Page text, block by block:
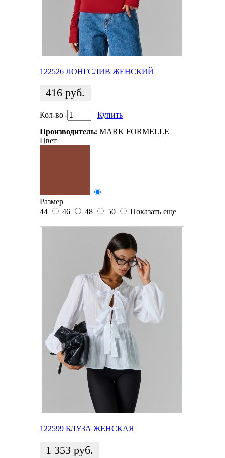
122526 ЛОНГСЛИВ ЖЕНСКИЙ
416 руб.
Кол-во- +Купить
Производитель: MARK FORMELLE
Цвет
Размер
44
46 48 50 Показать еще
122599 БЛУЗА ЖЕНСКАЯ
1 353 руб.